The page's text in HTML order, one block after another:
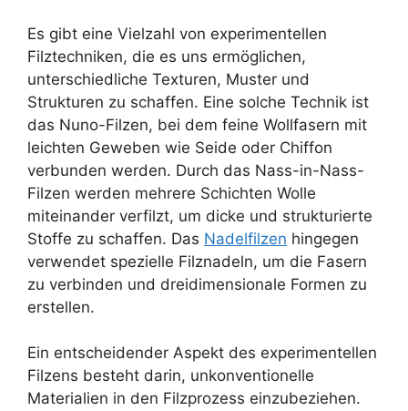
Es gibt eine Vielzahl von experimentellen
Filztechniken, die es uns ermöglichen,
unterschiedliche Texturen, Muster und
Strukturen zu schaffen. Eine solche Technik ist
das Nuno-Filzen, bei dem feine Wollfasern mit
leichten Geweben wie Seide oder Chiffon
verbunden werden. Durch das Nass-in-Nass-
Filzen werden mehrere Schichten Wolle
miteinander verfilzt, um dicke und strukturierte
Stoffe zu schaffen. Das Nadelfilzen hingegen
verwendet spezielle Filznadeln, um die Fasern
zu verbinden und dreidimensionale Formen zu
erstellen.
Ein entscheidender Aspekt des experimentellen
Filzens besteht darin, unkonventionelle
Materialien in den Filzprozess einzubeziehen.